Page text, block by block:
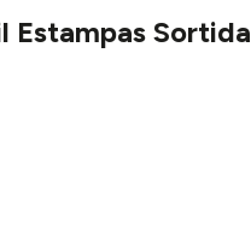
Estampas